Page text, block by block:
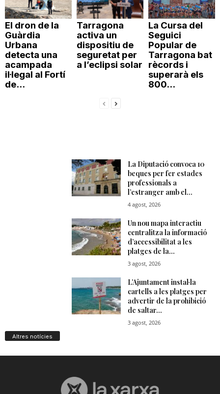
El dron de la
Guàrdia
Urbana
detecta una
acampada
il·legal al Fortí
de...
Tarragona
activa un
dispositiu de
seguretat per
a l’eclipsi solar
La Cursa del
Seguici
Popular de
Tarragona bat
rècords i
superarà els
800...
Altres notícies